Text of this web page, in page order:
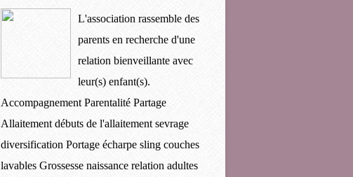
L'association rassemble des
parents en recherche d'une
relation bienveillante avec
leur(s) enfant(s).
Accompagnement Parentalité Partage
Allaitement débuts de l'allaitement sevrage
diversification Portage écharpe sling couches
lavables Grossesse naissance relation adultes